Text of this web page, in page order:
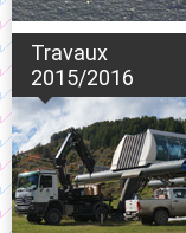
Travaux
2015/2016